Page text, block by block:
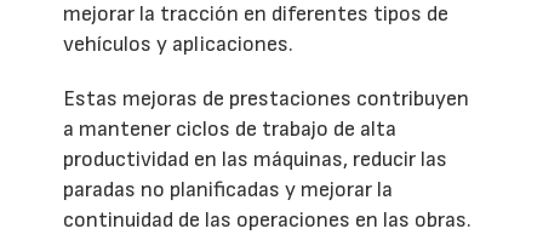
mejorar la tracción en diferentes tipos de
vehículos y aplicaciones.
Estas mejoras de prestaciones contribuyen
a mantener ciclos de trabajo de alta
productividad en las máquinas, reducir las
paradas no planificadas y mejorar la
continuidad de las operaciones en las obras.